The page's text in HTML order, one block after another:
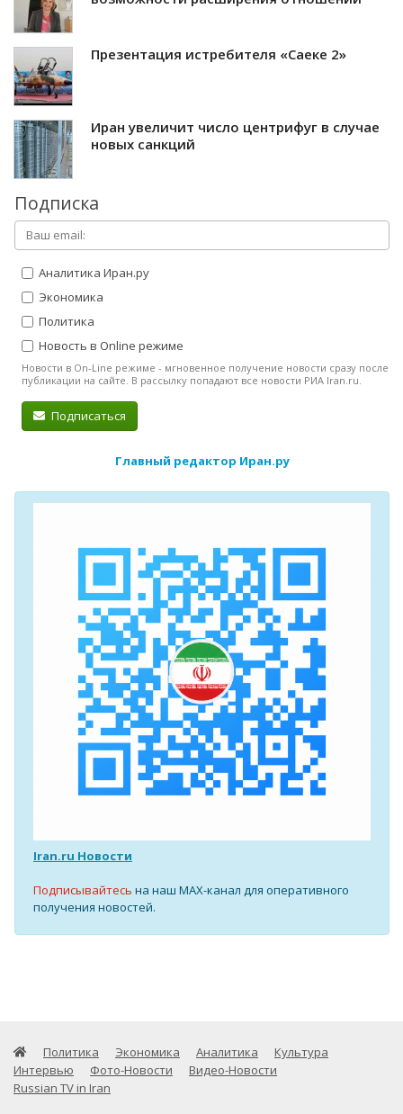
Презентация истребителя «Саеке 2»
Иран увеличит число центрифуг в случае
новых санкций
Подписка
Аналитика Иран.ру
Экономика
Политика
Новость в Online режиме
Новости в On-Line режиме - мгновенное получение новости сразу после
публикации на сайте. В рассылку попадают все новости РИА Iran.ru.
Подписаться
Главный редактор Иран.ру
Iran.ru Новости
Подписывайтесь на наш MAX-канал для оперативного
получения новостей.
Политика Экономика Аналитика
Культура
Интервью
Фото-Новости
Видео-Новости
Russian TV in Iran